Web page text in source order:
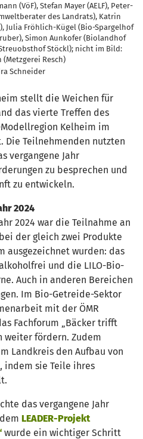
(VöF), Stefan Mayer (AELF), Peter-
des Landrats), Katrin
Julia Fröhlich-Kügel (Bio-Spargelhof
Simon Aunkofer (Biolandhof
Stöckl); nicht im Bild:
(Metzgerei Resch)
Schneider
stellt die Weichen für
das vierte Treffen des
Kelheim im
Die Teilnehmenden nutzten
vergangene Jahr
zu besprechen und
zu entwickeln.
2024
2024 war die Teilnahme an
der gleich zwei Produkte
ausgezeichnet wurden: das
und die LILO-Bio-
Auch in anderen Bereichen
Im Bio-Getreide-Sektor
mit der ÖMR
Fachforum „Bäcker trifft
weiter fördern. Zudem
Landkreis den Aufbau von
indem sie Teile ihres
das vergangene Jahr
LEADER-Projekt
wurde ein wichtiger Schritt